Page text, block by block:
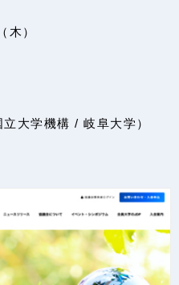
木）
大学機構 / 岐阜大学）